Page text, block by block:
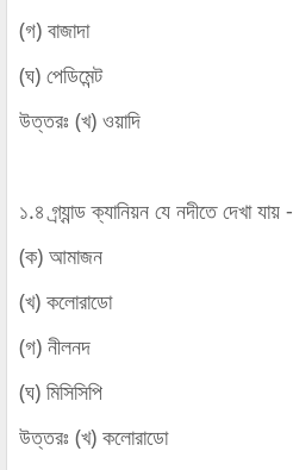
(গ) বাজাদা
(ঘ) পেডিমেন্ট
উত্তরঃ (খ) ওয়াদি
১.৪ গ্র্যান্ড ক্যানিয়ন যে নদীতে দেখা যায় -
(ক) আমাজন
(খ) কলোরাডো
(গ) নীলনদ
(ঘ) মিসিসিপি
উত্তরঃ (খ) কলোরাডো